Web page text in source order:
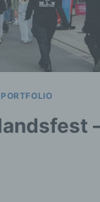
PORTFOLIO